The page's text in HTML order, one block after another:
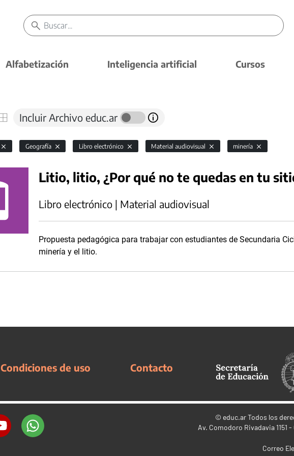
Alfabetización Inteligencia artificial Cursos
Incluir Archivo educ.ar
Geografía Libro electrónico Material audiovisual minería
Litio, litio, ¿Por qué no te quedas en tu
Libro electrónico | Material audiovisual
Propuesta pedagógica para trabajar con estudiantes de Secundaria
minería y el litio.
Condiciones de uso Contacto
© educ.arTodos los
Av. Comodoro Rivadavia 1151
Correo